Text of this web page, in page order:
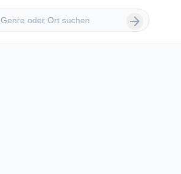
arrow_forward